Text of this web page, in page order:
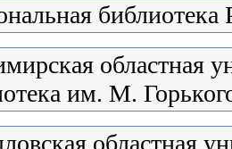
библиотека
областная
им. М.